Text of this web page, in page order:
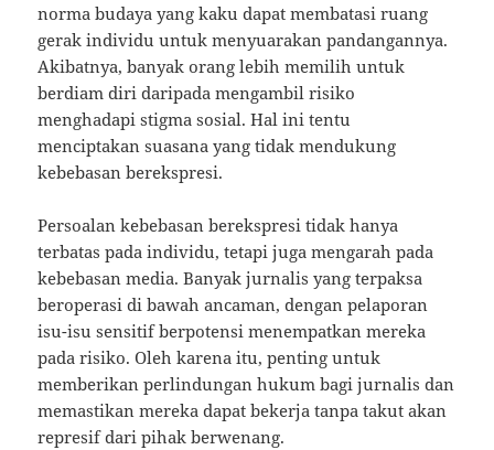
norma budaya yang kaku dapat membatasi ruang
gerak individu untuk menyuarakan pandangannya.
Akibatnya, banyak orang lebih memilih untuk
berdiam diri daripada mengambil risiko
menghadapi stigma sosial. Hal ini tentu
menciptakan suasana yang tidak mendukung
kebebasan berekspresi.
Persoalan kebebasan berekspresi tidak hanya
terbatas pada individu, tetapi juga mengarah pada
kebebasan media. Banyak jurnalis yang terpaksa
beroperasi di bawah ancaman, dengan pelaporan
isu-isu sensitif berpotensi menempatkan mereka
pada risiko. Oleh karena itu, penting untuk
memberikan perlindungan hukum bagi jurnalis dan
memastikan mereka dapat bekerja tanpa takut akan
represif dari pihak berwenang.